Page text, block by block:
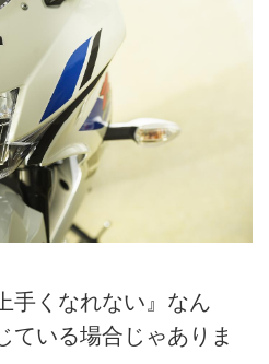
手くなれない』なん
ている場合じゃありま